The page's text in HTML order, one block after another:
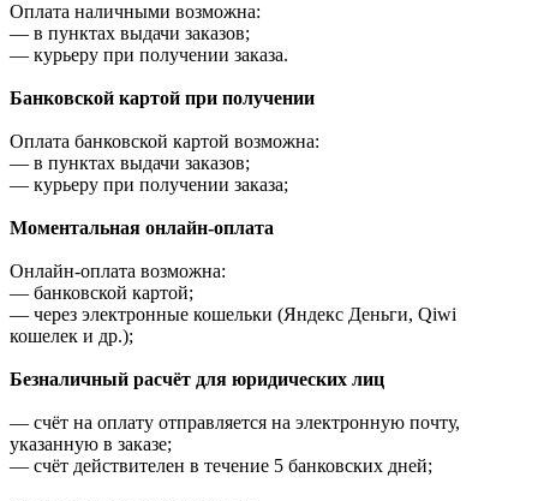
Оплата наличными возможна:
— в пунктах выдачи заказов;
— курьеру при получении заказа.
Банковской картой при получении
Оплата банковской картой возможна:
— в пунктах выдачи заказов;
— курьеру при получении заказа;
Моментальная онлайн-оплата
Онлайн-оплата возможна:
— банковской картой;
— через электронные кошельки (Яндекс Деньги, Qiwi
кошелек и др.);
Безналичный расчёт для юридических лиц
— счёт на оплату отправляется на электронную почту,
указанную в заказе;
— счёт действителен в течение 5 банковских дней;